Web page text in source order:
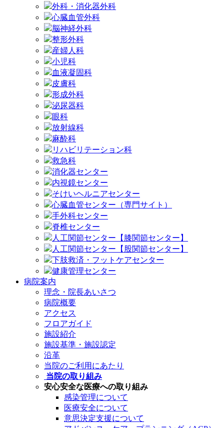
外科・消化器外科
心臓血管外科
脳神経外科
整形外科
産婦人科
小児科
血液凝固科
皮膚科
形成外科
泌尿器科
眼科
放射線科
麻酔科
リハビリテーション科
救急科
消化器センター
内視鏡センター
そけいヘルニアセンター
心臓血管センター（専門サイト）
手外科センター
脊椎センター
人工関節センター【膝関節センター】
人工関節センター【股関節センター】
下肢救済・フットケアセンター
健康管理センター
病院案内
理念・院長あいさつ
病院概要
アクセス
フロアガイド
施設紹介
施設基準・施設認定
沿革
当院のご利用にあたり
当院の取り組み
安心安全な医療への取り組み
感染管理について
医療安全について
意思決定支援について